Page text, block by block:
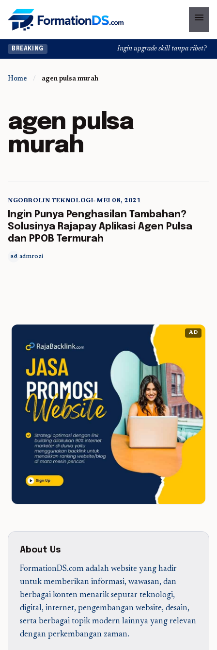
menu
BREAKING Ingin upgrade skill tanpa ribet?
Home / agen pulsa murah
agen pulsa
murah
5 min read
NGOBROLIN TEKNOLOGI•MEI 08, 2021
Ingin Punya Penghasilan Tambahan?
Solusinya Rajapay Aplikasi Agen Pulsa
dan PPOB Termurah
ad admrozi
AD
About Us
FormationDS.com adalah website yang hadir
untuk memberikan informasi, wawasan, dan
berbagai konten menarik seputar teknologi,
digital, internet, pengembangan website, desain,
serta berbagai topik modern lainnya yang relevan
dengan perkembangan zaman.